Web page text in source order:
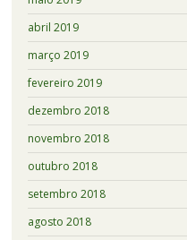
abril 2019
março 2019
fevereiro 2019
dezembro 2018
novembro 2018
outubro 2018
setembro 2018
agosto 2018